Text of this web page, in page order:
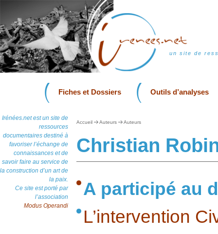
un site de
Fiches et Dossiers Outils d’analyses
Irénées.net est un site de
ressources
documentaires destiné à
favoriser l’échange de
connaissances et de
savoir faire au service de
la construction d’un art de
la paix.
Ce site est porté par
l’association
Modus Operandi
Accueil Auteurs Auteurs
Christian
A participé au
L’intervention